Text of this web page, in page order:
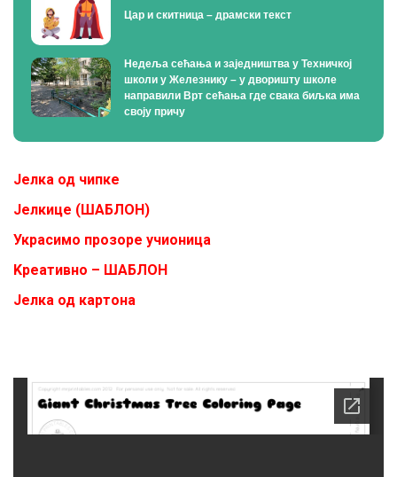
Цар и скитница – драмски текст
Недеља сећања и заједништва у Техничкој
школи у Железнику – у дворишту школе
направили Врт сећања где свака биљка има
своју причу
Јелка од чипке
Јелкице (ШАБЛОН)
Украсимо прозоре учионица
Kреативно – ШАБЛОН
Јелка од картона